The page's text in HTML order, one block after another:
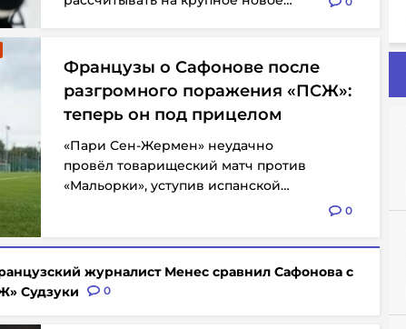
Французы о Сафонове после
разгромного поражения «ПСЖ»:
теперь он под прицелом
«Пари Сен-Жермен» неудачно
провёл товарищеский матч против
«Мальорки», уступив испанской
0
журналист Менес сравнил Сафонова с
Судзуки
0